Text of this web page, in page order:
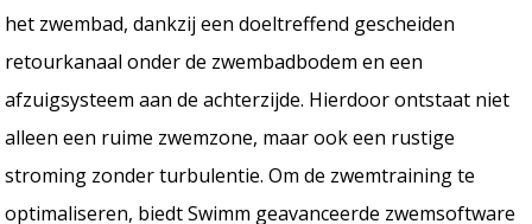
het zwembad, dankzij een doeltreffend gescheiden
retourkanaal onder de zwembadbodem en een
afzuigsysteem aan de achterzijde. Hierdoor ontstaat niet
alleen een ruime zwemzone, maar ook een rustige
stroming zonder turbulentie. Om de zwemtraining te
optimaliseren, biedt Swimm geavanceerde zwemsoftware